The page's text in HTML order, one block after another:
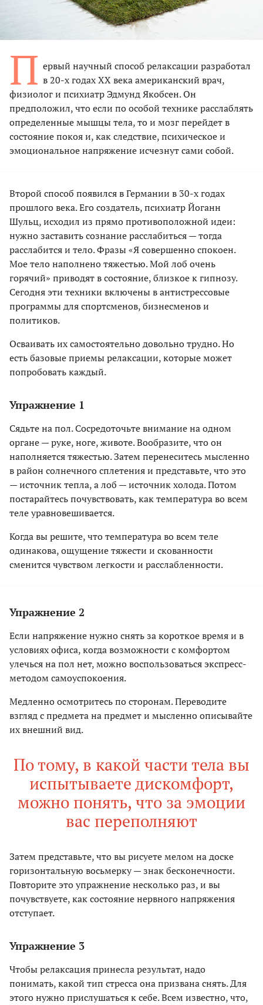
П ервый научный способ релаксации разработал
в 20-х годах ХХ века американский врач,
физиолог и психиатр Эдмунд Якобсен. Он
предположил, что если по особой технике расслаблять
определенные мышцы тела, то и мозг перейдет в
состояние покоя и, как следствие, психическое и
эмоциональное напряжение исчезнут сами собой.
Второй способ появился в Германии в 30-х годах
прошлого века. Его создатель, психиатр Йоганн
Шульц, исходил из прямо противоположной идеи:
нужно заставить сознание расслабиться — тогда
расслабится и тело. Фразы «Я совершенно спокоен.
Мое тело наполнено тяжестью. Мой лоб очень
горячий» приводят в состояние, близкое к гипнозу.
Сегодня эти техники включены в антистрессовые
программы для спортсменов, бизнесменов и
политиков.
Осваивать их самостоятельно довольно трудно. Но
есть базовые приемы релаксации, которые может
попробовать каждый.
Упражнение 1
Сядьте на пол. Сосредоточьте внимание на одном
органе — руке, ноге, животе. Вообразите, что он
наполняется тяжестью. Затем перенеситесь мысленно
в район солнечного сплетения и представьте, что это
— источник тепла, а лоб — источник холода. Потом
постарайтесь почувствовать, как температура во всем
теле уравновешивается.
Когда вы решите, что температура во всем теле
одинакова, ощущение тяжести и скованности
сменится чувством легкости и расслабленности.
Упражнение 2
Если напряжение нужно снять за короткое время и в
условиях офиса, когда возможности с комфортом
улечься на пол нет, можно воспользоваться экспресс-
методом самоуспокоения.
Медленно осмотритесь по сторонам. Переводите
взгляд с предмета на предмет и мысленно описывайте
их внешний вид.
По тому, в какой части тела вы
испытываете дискомфорт,
можно понять, что за эмоции
вас переполняют
Затем представьте, что вы рисуете мелом на доске
горизонтальную восьмерку — знак бесконечности.
Повторите это упражнение несколько раз, и вы
почувствуете, как состояние нервного напряжения
отступает.
Упражнение 3
Чтобы релаксация принесла результат, надо
понимать, какой тип стресса она призвана снять. Для
этого нужно прислушаться к себе. Всем известно, что,